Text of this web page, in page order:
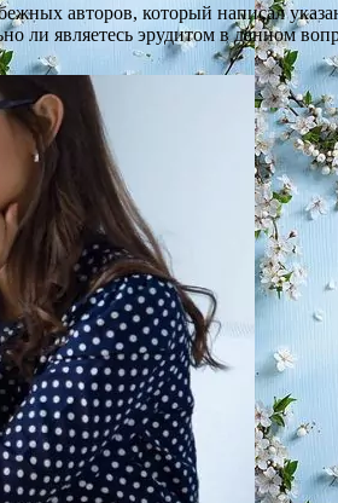
авторов, который написал
ли являетесь эрудитом в данном